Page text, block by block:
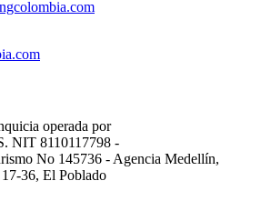
operada por
NIT 8110117798 -
No 145736 - Agencia Medellín,
36, El Poblado